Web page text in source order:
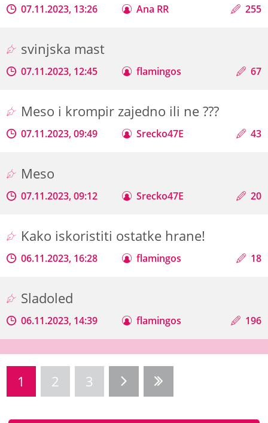
07.11.2023, 13:26 Ana RR 255
svinjska mast
07.11.2023, 12:45 flamingos 67
Meso i krompir zajedno ili ne ???
07.11.2023, 09:49 Srecko47E 43
Meso
07.11.2023, 09:12 Srecko47E 20
Kako iskoristiti ostatke hrane!
06.11.2023, 16:28 flamingos 18
Sladoled
06.11.2023, 14:39 flamingos 196
1 2 3